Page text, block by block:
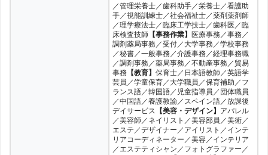
4件
3件
リクルートエージェント 3件
3件
2件
しゅふJOBスタッフィング 1件
／管理栄養士／歯科助手／栄養士／看護助
手／視能訓練士／社会福祉士／薬剤薬剤師
／理学療法士／臨床工学技士／歯科医／臨
床検査技師 【事務作業】 医療事務／事務／
調剤薬局事務／受付／大学事務／学校事務
／秘書／一般事務／介護事務／経理事務職
／調剤事務／薬局事務／不動産事務／貿易
事務 【教育】 保育士／日本語教師／英語学
芸員／学童保育／大学職員／保育補助／フ
ランス語／韓国語／児童指導員／団体職員
／中国語／養護教諭／スペイン語／放課後
デイサービス
【美容・デザイン】 アパレル
／美容師／ネイリスト／美容部員／美術／
エステ／デザイナー／アイリスト／インテ
リアコーディネーター／美容／インテリア
／エステティシャン／フォトグラファー／